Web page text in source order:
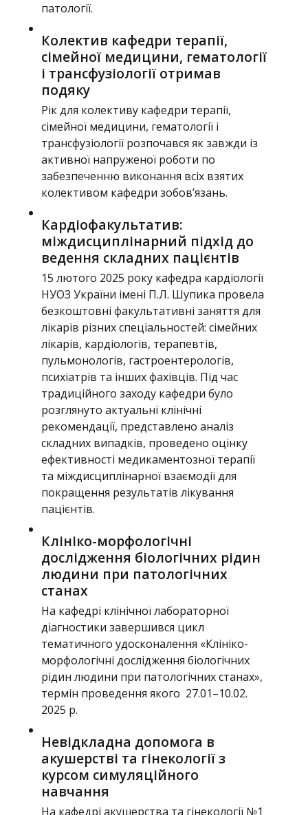
патології.
Колектив кафедри терапії,
сімейної медицини, гематології
і трансфузіології отримав
подяку
Рік для колективу кафедри терапії,
сімейної медицини, гематології і
трансфузіології розпочався як завжди із
активної напруженої роботи по
забезпеченню виконання всіх взятих
колективом кафедри зобов’язань.
Кардіофакультатив:
міждисциплінарний підхід до
ведення складних пацієнтів
15 лютого 2025 року кафедра кардіології
НУОЗ України імені П.Л. Шупика провела
безкоштовні факультативні заняття для
лікарів різних спеціальностей: сімейних
лікарів, кардіологів, терапевтів,
пульмонологів, гастроентерологів,
психіатрів та інших фахівців. Під час
традиційного заходу кафедри було
розглянуто актуальні клінічні
рекомендації, представлено аналіз
складних випадків, проведено оцінку
ефективності медикаментозної терапії
та міждисциплінарної взаємодії для
покращення результатів лікування
пацієнтів.
Клініко-морфологічні
дослідження біологічних рідин
людини при патологічних
станах
На кафедрі клінічної лабораторної
діагностики завершився цикл
тематичного удосконалення «Клініко-
морфологічні дослідження біологічних
рідин людини при патологічних станах»,
термін проведення якого 27.01–10.02.
2025 р.
Невідкладна допомога в
акушерстві та гінекології з
курсом симуляційного
навчання
На кафедрі акушерства та гінекології №1